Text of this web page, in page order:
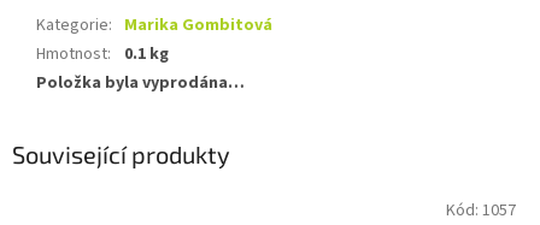
Kategorie: Marika Gombitová
Hmotnost:
0.1 kg
Položka byla vyprodána…
Související produkty
Kód: 1057